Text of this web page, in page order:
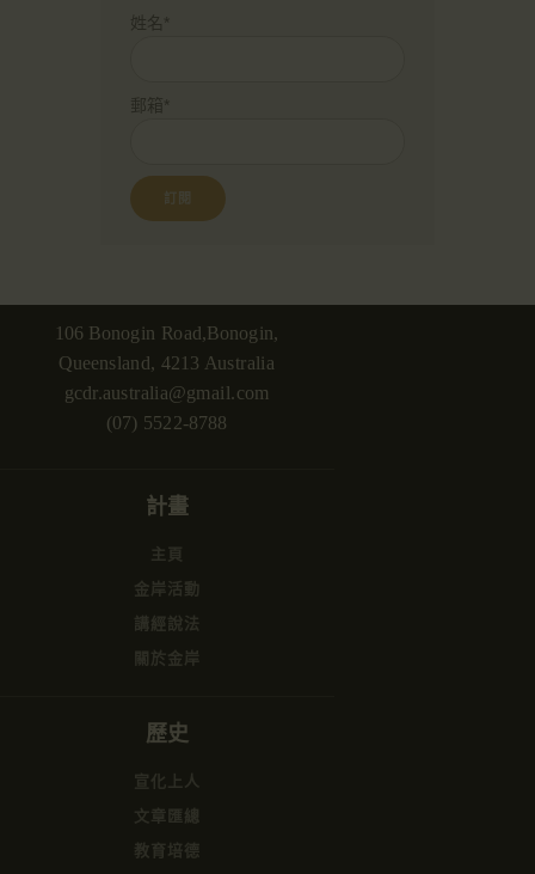
姓名*
郵箱*
106 Bonogin Road,Bonogin,
Queensland, 4213 Australia
gcdr.australia@gmail.com
(07) 5522-8788
計畫
主頁
金岸活動
講經說法
關於金岸
歷史
宣化上人
文章匯總
教育培德